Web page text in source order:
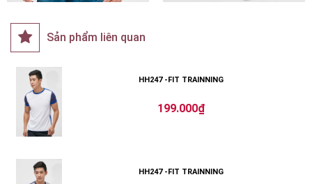
Sản phẩm liên quan
HH247 -FIT TRAINNING
199.000₫
HH247 -FIT TRAINNING